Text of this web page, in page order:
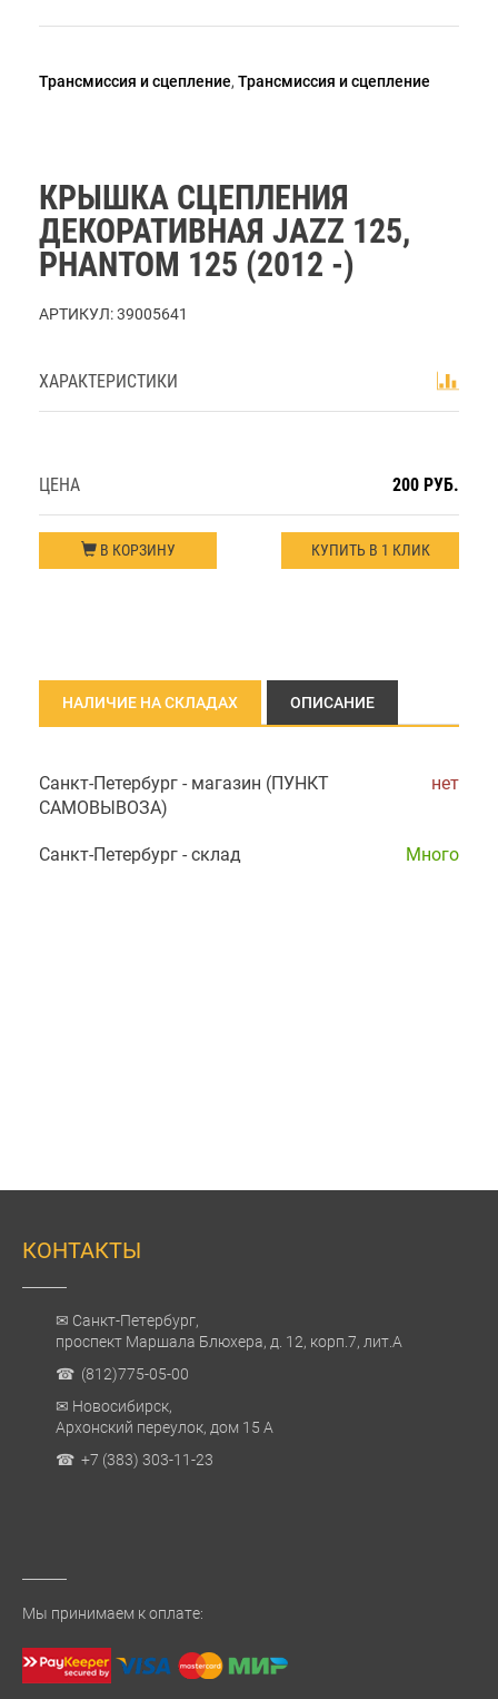
Трансмиссия и сцепление, Трансмиссия и сцепление
КРЫШКА СЦЕПЛЕНИЯ
ДЕКОРАТИВНАЯ JAZZ 125,
PHANTOM 125 (2012 -)
АРТИКУЛ:39005641
ХАРАКТЕРИСТИКИ
ЦЕНА 200 РУБ.
В КОРЗИНУ КУПИТЬ В 1 КЛИК
НАЛИЧИЕ НА СКЛАДАХ ОПИСАНИЕ
Санкт-Петербург - магазин (ПУНКТ
САМОВЫВОЗА)
нет
Санкт-Петербург - склад Много
КОНТАКТЫ
✉ Санкт-Петербург,
проспект Маршала Блюхера, д. 12, корп.7, лит.А
☎ (812)775-05-00
✉ Новосибирск,
Архонский переулок, дом 15 А
☎ +7 (383) 303-11-23
Мы принимаем к оплате: